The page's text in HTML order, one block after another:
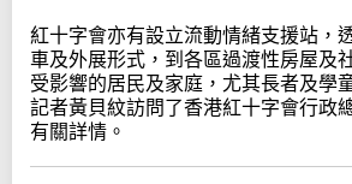
紅十字會亦有設立流動情緒支援站，
車及外展形式，到各區過渡性房屋及
受影響的居民及家庭，尤其長者及學
記者黃貝紋訪問了香港紅十字會行政
有關詳情。